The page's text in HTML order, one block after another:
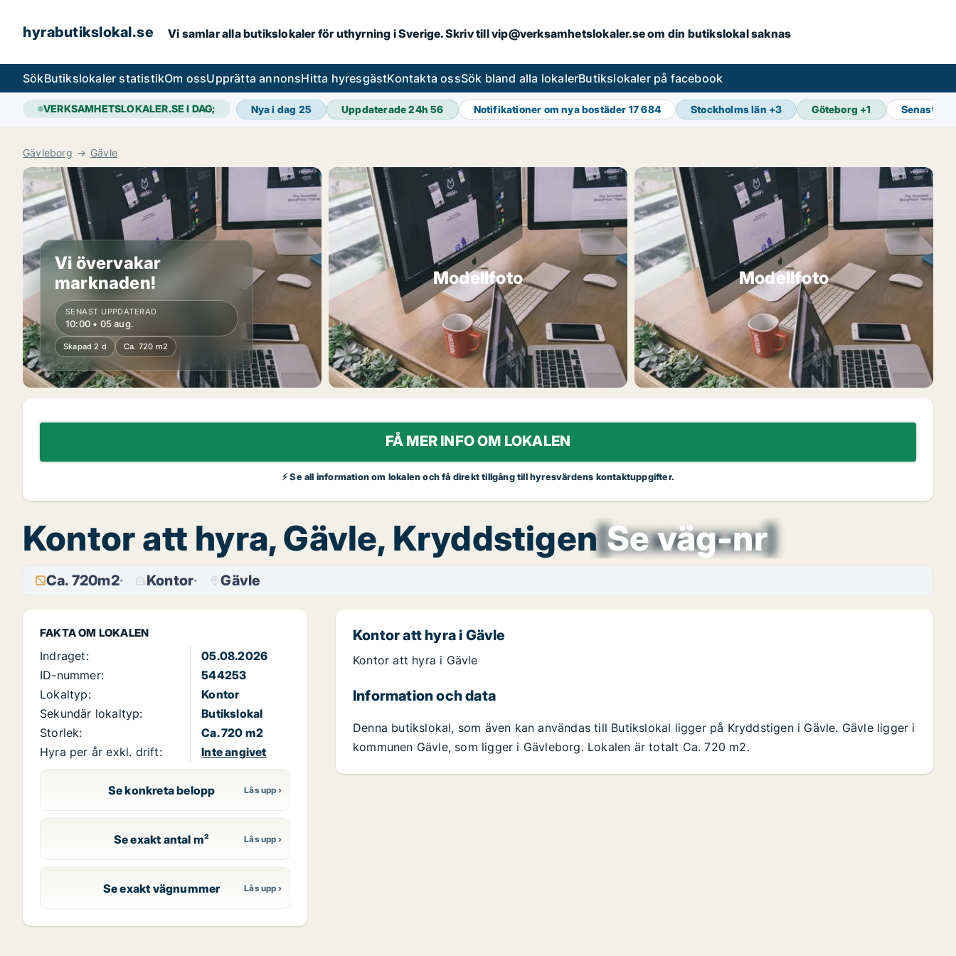
hyrabutikslokal.se Vi samlar alla butikslokaler för uthyrning i Sverige. Skriv till vip@verksamhetslokaler.se om din butikslokal saknas
SökButikslokaler statistikOm ossUpprätta annonsHitta hyresgästKontakta ossSök bland alla lokalerButikslokaler på facebook
VERKSAMHETSLOKALER.SE I DAG; Nya i dag 25 Uppdaterade 24h56 Notifikationer om nya bostäder 17 684 Stockholms län +3 Göteborg +1 Senaste
Gävleborg Gävle
Vi övervakar
marknaden!
SENAST UPPDATERAD
10:00 • 05 aug.
Skapad 2 d Ca. 720 m2
Modellfoto Modellfoto
FÅ MER INFO OM LOKALEN
⚡ Se all information om lokalen och få direkt tillgång till hyresvärdens kontaktuppgifter.
Kontor att hyra, Gävle, Kryddstigen Se väg-nr
[xxxxxxxx]
Ca. 720m2 Kontor Gävle
FAKTA OM LOKALEN
Indraget:
05.08.2026
ID-nummer:
544253
Lokaltyp:
Kontor
Sekundär lokaltyp:
Butikslokal
Storlek:
Ca. 720 m2
Hyra per år exkl. drift:
Inte angivet
Se konkreta belopp
Se exakt antal m²
Se exakt vägnummer
Kontor att hyra i Gävle
Kontor att hyra i Gävle
Information och data
Denna butikslokal, som även kan användas till Butikslokal ligger på Kryddstigen i Gävle. Gävle ligger i
kommunen Gävle, som ligger i Gävleborg. Lokalen är totalt Ca. 720 m2.